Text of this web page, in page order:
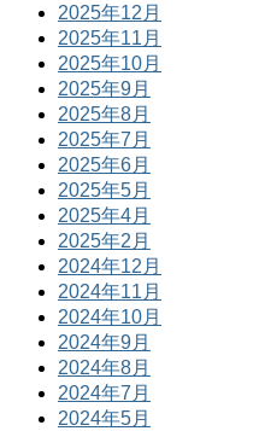
2025年12月
2025年11月
2025年10月
2025年9月
2025年8月
2025年7月
2025年6月
2025年5月
2025年4月
2025年2月
2024年12月
2024年11月
2024年10月
2024年9月
2024年8月
2024年7月
2024年5月